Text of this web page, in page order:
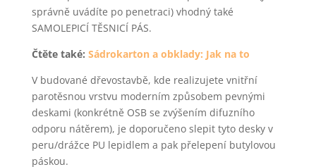
správně uvádíte po penetraci) vhodný také
SAMOLEPICÍ TĚSNICÍ PÁS.
Čtěte také: Sádrokarton a obklady: Jak na to
V budované dřevostavbě, kde realizujete vnitřní
parotěsnou vrstvu moderním způsobem pevnými
deskami (konkrétně OSB se zvýšením difuzního
odporu nátěrem), je doporučeno slepit tyto desky v
peru/drážce PU lepidlem a pak přelepení butylovou
páskou.